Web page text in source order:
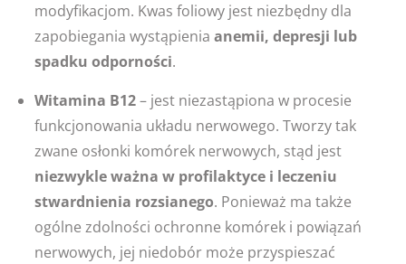
modyfikacjom. Kwas foliowy jest niezbędny dla
zapobiegania wystąpienia anemii, depresji lub
spadku odporności.
Witamina B12– jest niezastąpiona w procesie
funkcjonowania układu nerwowego. Tworzy tak
zwane osłonki komórek nerwowych, stąd jest
niezwykle ważna w profilaktyce i leczeniu
stwardnienia rozsianego. Ponieważ ma także
ogólne zdolności ochronne komórek i powiązań
nerwowych, jej niedobór może przyspieszać